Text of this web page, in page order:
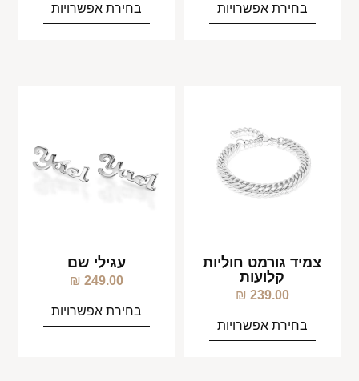
בחירת אפשרויות בחירת אפשרויות
צמיד גורמט חוליות
קלועות
239.00
₪
בחירת אפשרויות
עגילי שם
249.00
₪
בחירת אפשרויות